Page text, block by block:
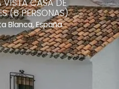
VISTA CASA DE
(8 PERSONAS)
Blanca, España.